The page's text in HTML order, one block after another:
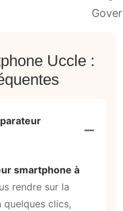
Uccle :
smartphone à
rendre sur la
quelques clics,